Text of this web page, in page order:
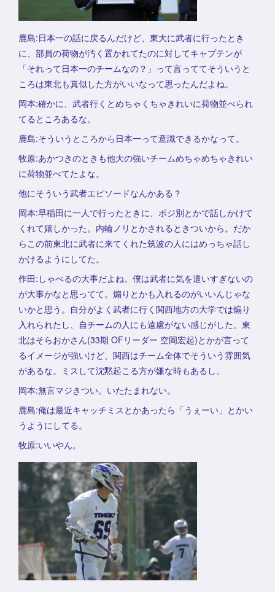
鹿島:日本一の話に戻るんだけど、東大に武者に行ったとき
に、部員の荷物が汚く置かれてたのに対してキャプテンが
「それって日本一のチームなの？」って言っててそういうと
ころは東北も真似した方がいいなって思ったんだよね。
岡本:確かに、武者行くとめちゃくちゃきれいに荷物並べられ
てるところあるな。
鹿島:そういうところから日本一って意識できるかなって。
牧原:あかつきのときも他大の強いチームめちゃめちゃきれい
に荷物並べてたよな。
他にそういう武者エピソードなんかある？
岡本:早稲田に一人で行ったときに、ポジ別とかで話しかけて
くれて嬉しかった。内輪ノリとかされるときついから。だか
らこの前東北に武者に来てくれた筑波の人にはめっちゃ話し
かけるようにしてた。
作田:しゃべるの大事だよね。僕は武者に気を遣いすぎないの
が大事かなと思ってて。煽りとかも入れるのがいいんじゃな
いかと思う。自分がよく武者に行く関西地方の大学では煽り
入れられたし、自チームの人にも遠慮がない感じがした。東
北はそらおかさん(33期 OFリーダー 空岡宏起)とかが言って
るイメージが強いけど、関西はチーム全体でそういう雰囲気
があるな。ミスして沈黙起こる方が嫌な時もあるし。
岡本:無言マジきつい。いたたまれない。
鹿島:俺は最近キャッチミスとかあったら「うぇーい」とかい
うようにしてる。
牧原:いいやん。